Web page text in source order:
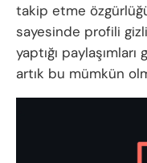
takip etme
sayesinde profili
yaptığı
artık bu mümkün